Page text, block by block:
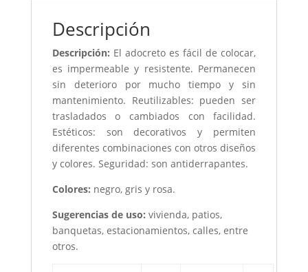
Descripción
Descripción: El adocreto es fácil de colocar,
es impermeable y resistente. Permanecen
sin deterioro por mucho tiempo y sin
mantenimiento. Reutilizables: pueden ser
trasladados o cambiados con facilidad.
Estéticos: son decorativos y permiten
diferentes combinaciones con otros diseños
y colores. Seguridad: son antiderrapantes.
Colores: negro, gris y rosa.
Sugerencias de uso: vivienda, patios,
banquetas, estacionamientos, calles, entre
otros.